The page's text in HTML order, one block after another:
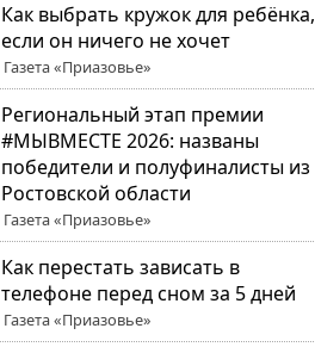
Как выбрать кружок для ребёнка,
если он ничего не хочет
Газета «Приазовье»
Региональный этап премии
#МЫВМЕСТЕ 2026: названы
победители и полуфиналисты из
Ростовской области
Газета «Приазовье»
Как перестать зависать в
телефоне перед сном за 5 дней
Газета «Приазовье»